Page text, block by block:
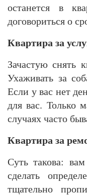
останется в
договориться о
Квартира за
Зачастую снять
Ухаживать за
Если у вас нет
для вас. Только
случаях часто
Квартира за
Суть такова:
сделать
тщательно